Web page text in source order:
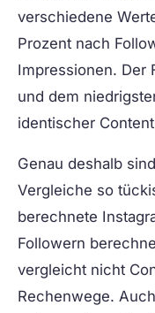
verschiedene
Prozent nach
Impressionen. Der
und dem
identischer
Genau deshalb
Vergleiche so
berechnete
Followern
vergleicht nicht
Rechenwege.